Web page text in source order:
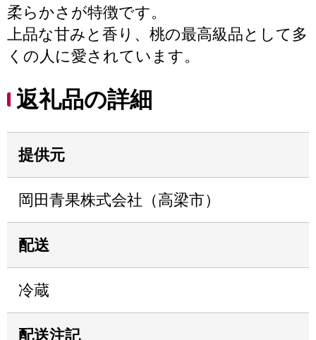
柔らかさが特徴です。
上品な甘みと香り、桃の最高級品として多
くの人に愛されています。
返礼品の詳細
提供元
岡田青果株式会社（高梁市）
配送
冷蔵
配送注記